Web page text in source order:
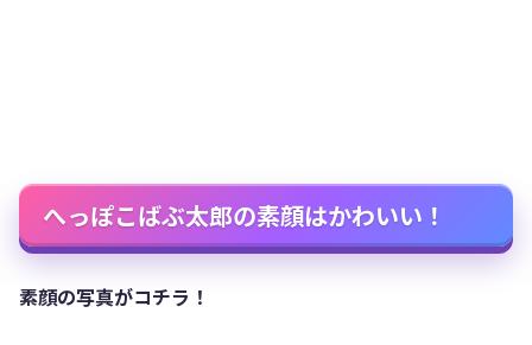
へっぽこばぶ太郎の素顔はかわいい！
素顔の写真がコチラ！